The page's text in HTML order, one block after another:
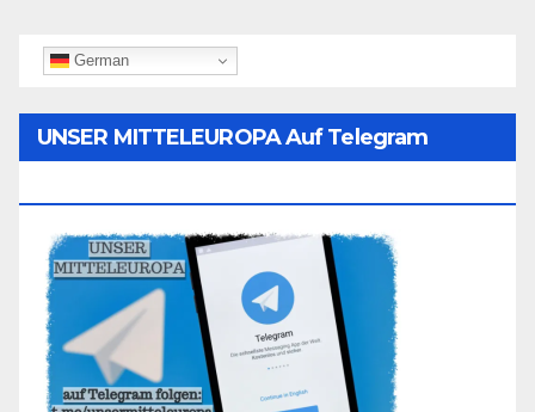
German
UNSER MITTELEUROPA Auf Telegram